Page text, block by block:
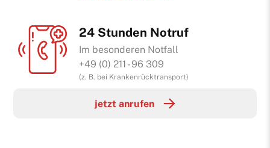
24 Stunden Notruf
Im besonderen Notfall
+49 (0) 211 - 96 309
(z. B. bei Krankenrücktransport)
jetzt anrufen